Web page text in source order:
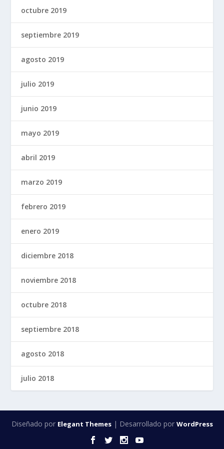
octubre 2019
septiembre 2019
agosto 2019
julio 2019
junio 2019
mayo 2019
abril 2019
marzo 2019
febrero 2019
enero 2019
diciembre 2018
noviembre 2018
octubre 2018
septiembre 2018
agosto 2018
julio 2018
Diseñado por Elegant Themes| Desarrollado por WordPress